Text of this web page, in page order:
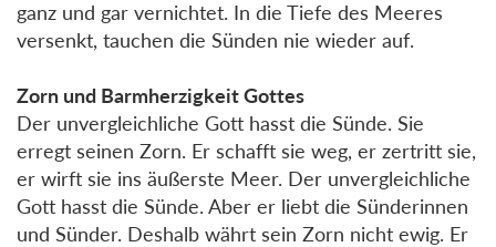
ganz und gar vernichtet. In die Tiefe des Meeres
versenkt, tauchen die Sünden nie wieder auf.
Zorn und Barmherzigkeit Gottes
Der unvergleichliche Gott hasst die Sünde. Sie
erregt seinen Zorn. Er schafft sie weg, er zertritt sie,
er wirft sie ins äußerste Meer. Der unvergleichliche
Gott hasst die Sünde. Aber er liebt die Sünderinnen
und Sünder. Deshalb währt sein Zorn nicht ewig. Er